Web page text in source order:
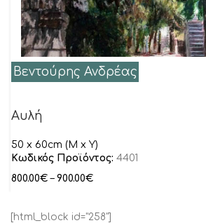
Βεντούρης Ανδρέας
Αυλή
50 x 60cm (M x Y)
Κωδικός Προϊόντος: 4401
800.00€ – 900.00€
[html_block id="258"]